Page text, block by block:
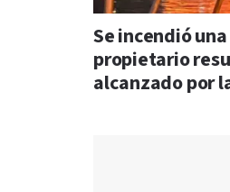
Se incendió
propietario
alcanzado por